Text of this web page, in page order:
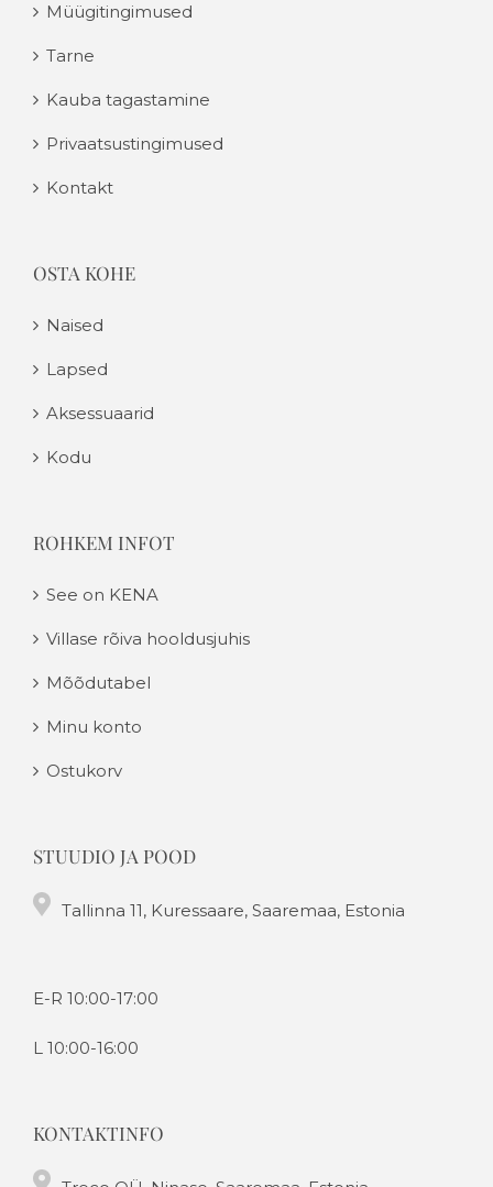
Müügitingimused
Tarne
Kauba tagastamine
Privaatsustingimused
Kontakt
OSTA KOHE
Naised
Lapsed
Aksessuaarid
Kodu
ROHKEM INFOT
See on KENA
Villase rõiva hooldusjuhis
Mõõdutabel
Minu konto
Ostukorv
STUUDIO JA POOD
Tallinna 11, Kuressaare, Saaremaa, Estonia
E-R 10:00-17:00
L 10:00-16:00
KONTAKTINFO